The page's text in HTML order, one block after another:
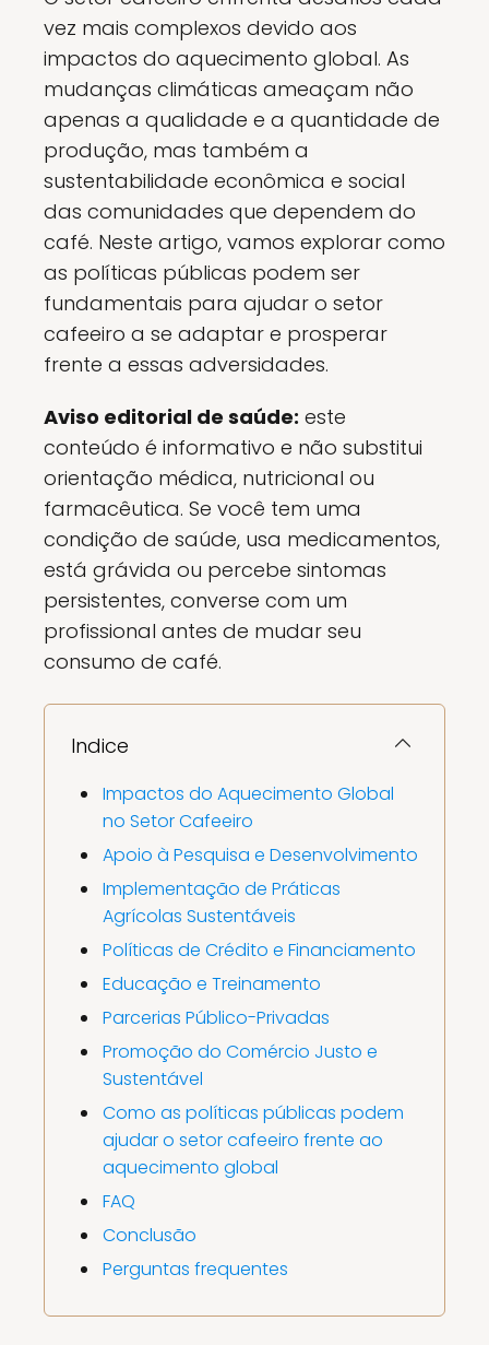
vez mais complexos devido aos
impactos do aquecimento global. As
mudanças climáticas ameaçam não
apenas a qualidade e a quantidade de
produção, mas também a
sustentabilidade econômica e social
das comunidades que dependem do
café. Neste artigo, vamos explorar como
as políticas públicas podem ser
fundamentais para ajudar o setor
cafeeiro a se adaptar e prosperar
frente a essas adversidades.
Aviso editorial de saúde: este
conteúdo é informativo e não substitui
orientação médica, nutricional ou
farmacêutica. Se você tem uma
condição de saúde, usa medicamentos,
está grávida ou percebe sintomas
persistentes, converse com um
profissional antes de mudar seu
consumo de café.
Indice
Impactos do Aquecimento Global
no Setor Cafeeiro
Apoio à Pesquisa e Desenvolvimento
Implementação de Práticas
Agrícolas Sustentáveis
Políticas de Crédito e Financiamento
Educação e Treinamento
Parcerias Público-Privadas
Promoção do Comércio Justo e
Sustentável
Como as políticas públicas podem
ajudar o setor cafeeiro frente ao
aquecimento global
FAQ
Conclusão
Perguntas frequentes